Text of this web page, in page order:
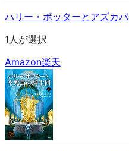
ハリー・ポッターとアズカ
1人が選択
Amazon楽天